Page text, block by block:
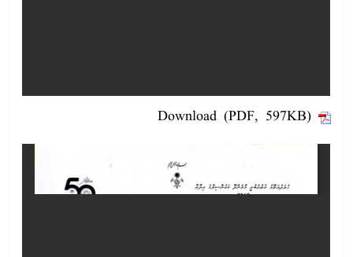
Download (PDF, 597KB)